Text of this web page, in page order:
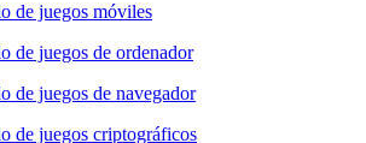
de juegos móviles
de juegos de ordenador
de juegos de navegador
de juegos criptográficos